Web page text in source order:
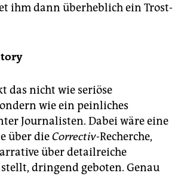
ihm dann überheblich ein Trost-
das nicht wie seriöse
wie ein peinliches
Journalisten. Dabei wäre eine
über dieCorrectiv-Recherche,
über detailreiche
dringend geboten. Genau